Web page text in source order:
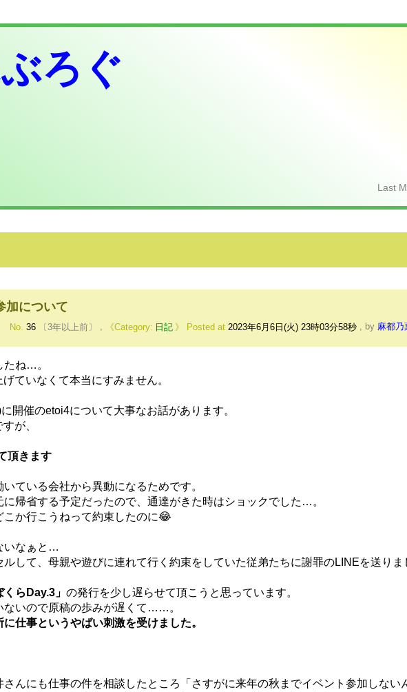
ろぐ
Last
加について
No. 36 〔3年以上前〕 , 日記 Posted at 2023年6月6日(火) 23時03分58秒 , by 麻都乃
たね…。
ていなくて本当にすみません。
開催のetoi4について大事なお話があります。
が、
頂きます
ている会社から異動になるためです。
帰省する予定だったので、通達がきた時はショックでした…。
か行こうねって約束したのに😂
いなぁと…
して、母親や遊びに連れて行く約束をしていた従弟たちに謝罪のLINEを送りま
くらDay.3」 の発行を少し遅らせて頂こうと思っています。
ないので原稿の歩みが遅くて……。
仕事というやばい刺激を受けました。
んにも仕事の件を相談したところ「さすがに来年の秋までイベント参加しない